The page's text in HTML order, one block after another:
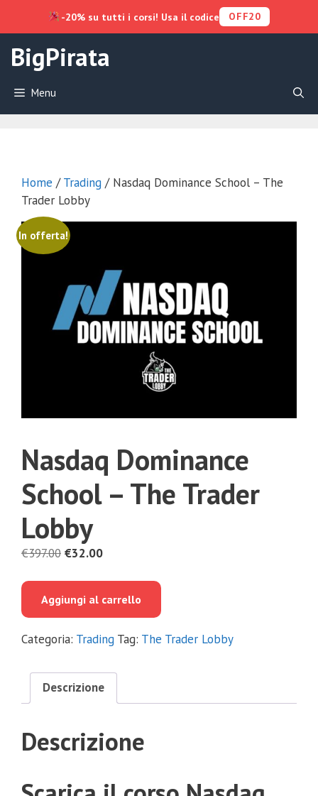
contenuto
BigPirata
Menu
Home /Trading / Nasdaq Dominance School – The
Trader Lobby
In offerta!
Nasdaq Dominance
School – The Trader
Lobby
€397.00 Il
era:
€32.00Il
è:
Aggiungi al carrello
Categoria: Trading Tag: The Trader Lobby
Descrizione
Descrizione
-20% su tutti i corsi! Usa il codice OFF20